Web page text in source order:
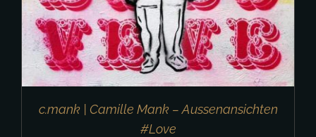
c.mank | Camille Mank – Aussenansichten
#Love